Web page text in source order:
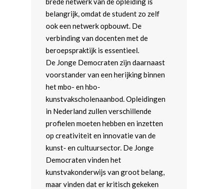
belangrijk, omdat de student zo zelf
ook een netwerk opbouwt. De
verbinding van docenten met de
beroepspraktijk is essentieel.
De Jonge Democraten zijn daarnaast
voorstander van een herijking binnen
het mbo- en hbo-
kunstvakscholenaanbod. Opleidingen
in Nederland zullen verschillende
profielen moeten hebben en inzetten
op creativiteit en innovatie van de
kunst- en cultuursector. De Jonge
Democraten vinden het
kunstvakonderwijs van groot belang,
maar vinden dat er kritisch gekeken